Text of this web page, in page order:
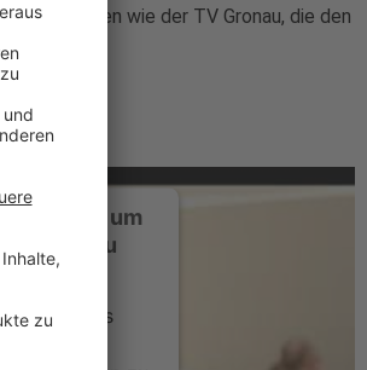
Akrobaten wie der TV Gronau, die den
um
Service zu
eines